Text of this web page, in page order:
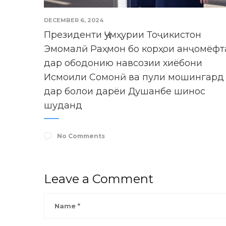
DECEMBER 6, 2024
Президенти Ҷумҳурии Тоҷикистон
Эмомалӣ Раҳмон бо корҳои
дар ободонию навсозии хиёбони
Исмоили Сомонӣ ва пули мошингард
дар болои дарёи Душанбе шинос
шуданд
No Comments
Leave a Comment